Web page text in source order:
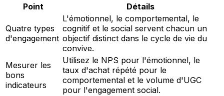
Point
Détails
Quatre types
d'engagement
L'émotionnel, le comportemental, le
cognitif et le social servent chacun un
objectif distinct dans le cycle de vie du
convive.
Mesurer les
bons
indicateurs
Utilisez le NPS pour l'émotionnel, le
taux d'achat répété pour le
comportemental et le volume d'UGC
pour l'engagement social.